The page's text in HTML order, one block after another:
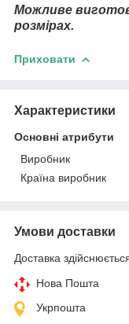
Можливе
розмірах.
Приховати
Характеристики
Основні атрибути
Виробник
Країна виробник
Умови доставки
Доставка
Нова Пошта
Укрпошта